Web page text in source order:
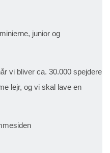
junior og
vi bliver ca. 30.000 spejdere
lejr, og vi skal lave en